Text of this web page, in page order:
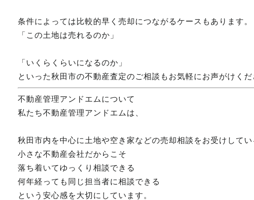
条件によっては比較的早く売却につながるケースもあります。
「この土地は売れるのか」
「いくらくらいになるのか」
といった秋田市の不動産査定のご相談もお気軽にお声がけくだ
不動産管理アンドエムについて
私たち不動産管理アンドエムは、
秋田市内を中心に土地や空き家などの売却相談をお受けしてい
小さな不動産会社だからこそ
落ち着いてゆっくり相談できる
何年経っても同じ担当者に相談できる
という安心感を大切にしています。